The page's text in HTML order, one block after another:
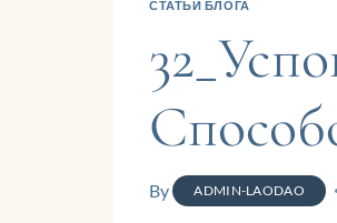
СТАТЬИ БЛОГА
By ADMIN-LAODAO